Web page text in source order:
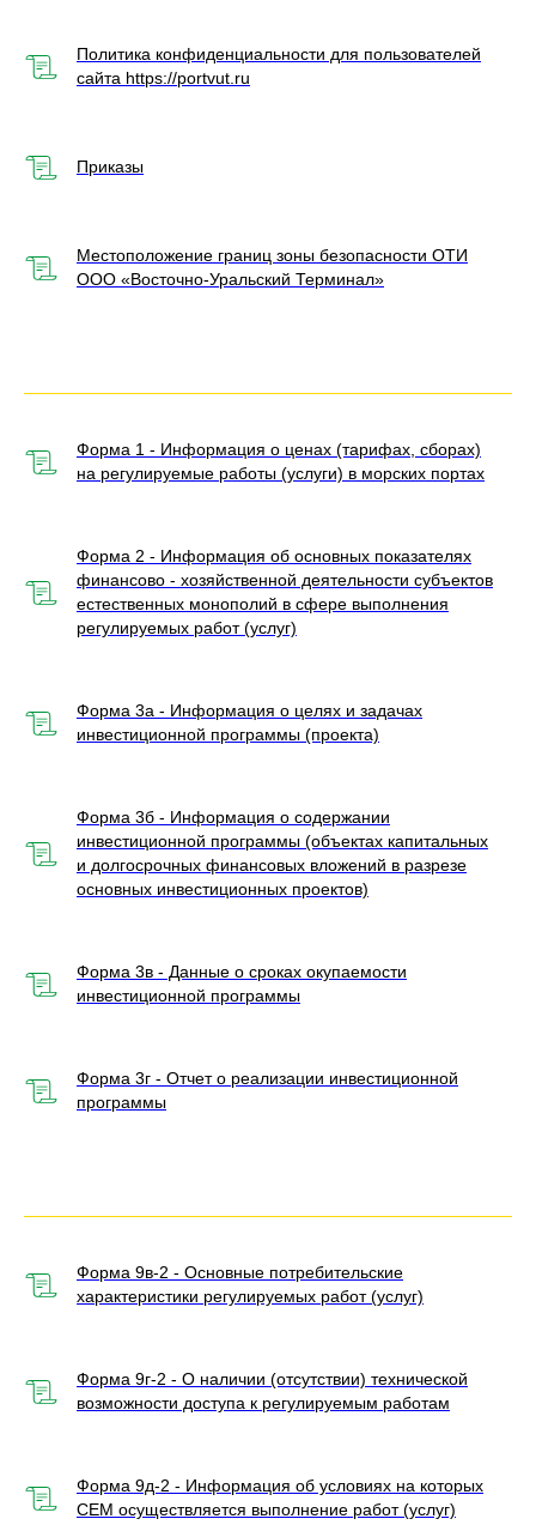
Политика конфиденциальности для пользователей
сайта https://portvut.ru
Приказы
Местоположение границ зоны безопасности ОТИ
ООО «Восточно-Уральский Терминал»
Форма 1 - Информация о ценах (тарифах, сборах)
на регулируемые работы (услуги) в морских портах
Форма 2 - Информация об основных показателях
финансово - хозяйственной деятельности субъектов
естественных монополий в сфере выполнения
регулируемых работ (услуг)
Форма 3а - Информация о целях и задачах
инвестиционной программы (проекта)
Форма 3б - Информация о содержании
инвестиционной программы (объектах капитальных
и долгосрочных финансовых вложений в разрезе
основных инвестиционных проектов)
Форма 3в - Данные о сроках окупаемости
инвестиционной программы
Форма 3г - Отчет о реализации инвестиционной
программы
Форма 9в-2 - Основные потребительские
характеристики регулируемых работ (услуг)
Форма 9г-2 - О наличии (отсутствии) технической
возможности доступа к регулируемым работам
Форма 9д-2 - Информация об условиях на которых
СЕМ осуществляется выполнение работ (услуг)